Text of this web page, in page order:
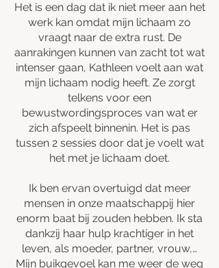
Het is een dag dat ik niet meer aan het
werk kan omdat mijn lichaam zo
vraagt naar de extra rust. De
aanrakingen kunnen van zacht tot wat
intenser gaan, Kathleen voelt aan wat
mijn lichaam nodig heeft. Ze zorgt
telkens voor een
bewustwordingsproces van wat er
zich afspeelt binnenin. Het is pas
tussen 2 sessies door dat je voelt wat
het met je lichaam doet.
Ik ben ervan overtuigd dat meer
mensen in onze maatschappij hier
enorm baat bij zouden hebben. Ik sta
dankzij haar hulp krachtiger in het
leven, als moeder, partner, vrouw,…
Mijn buikgevoel kan me weer de weg